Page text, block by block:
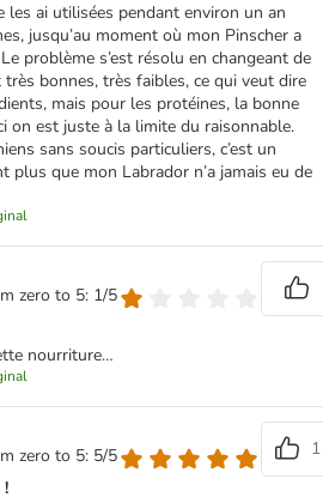
les ai utilisées pendant environ un an
jusqu’au moment où mon Pinscher a
problème s’est résolu en changeant de
bonnes, très faibles, ce qui veut dire
mais pour les protéines, la bonne
on est juste à la limite du raisonnable.
sans soucis particuliers, c’est un
plus que mon Labrador n’a jamais eu de
zero to 5: 1/5
nourriture…
zero to 5: 5/5
1
!